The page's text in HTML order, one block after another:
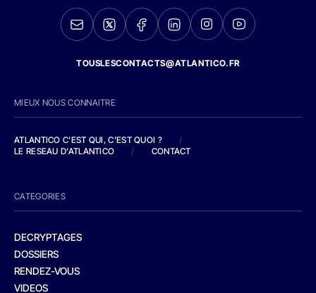
TOUSLESCONTACTS@ATLANTICO.FR
MIEUX NOUS CONNAITRE
ATLANTICO C'EST QUI, C'EST QUOI ?
/
LE RESEAU D'ATLANTICO
/ CONTACT
CATEGORIES
DECRYPTAGES
DOSSIERS
RENDEZ-VOUS
VIDEOS